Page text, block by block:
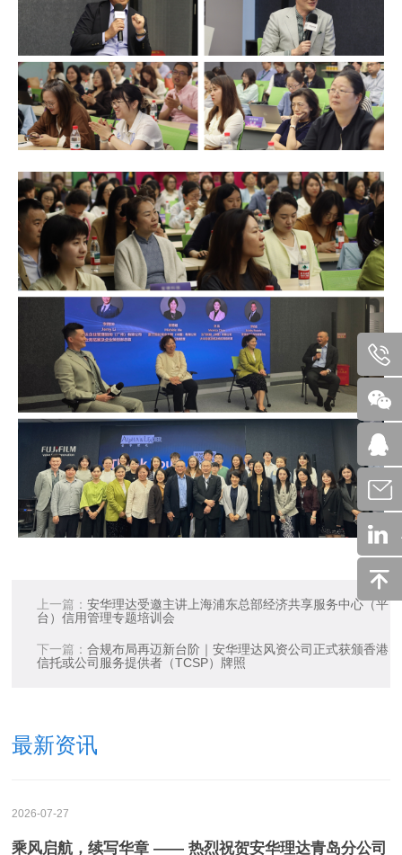
上一篇：安华理达受邀主讲上海浦东总部经济共享服务中心（平
台）信用管理专题培训会
下一篇：合规布局再迈新台阶｜安华理达风资公司正式获颁香港
信托或公司服务提供者（TCSP）牌照
最新资讯
2026-07-27
乘风启航，续写华章 —— 热烈祝贺安华理达青岛分公司